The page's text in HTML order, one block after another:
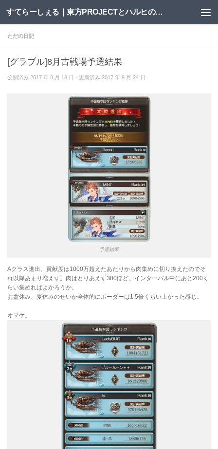
コンテンツへスキップ すてらーしぇる｜東方PROJECTとハルヒの二次創作サイト
ただの日記
[グラブル]8月古戦場予選結果
公開済み 2017 年 8 月 18 日 · 更新済み 2017 年 9 月 24 日
予選結果
Aクラス進出。貢献度は1000万超えたあたりから肉集めに切り換えたのでそ
れ以降あまり増えず。肉はとりあえず300ほど。インターバル中にあと200く
らい集めればよかろうか。
お盆休み、夏休みのせいか全体的にボーダーは1.5倍くらい上がった感じ。
オマケ。